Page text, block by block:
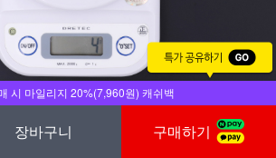
시 마일리지 20%(7,960원) 캐쉬백
장바구니 구매하기